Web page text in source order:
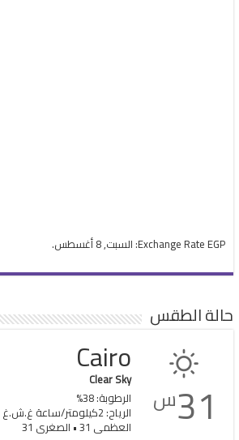
Exchange Rate EGP : السبت, 8 أغسطس.
حالة الطقس
31س
Cairo
Clear Sky
الرطوبة: 38%
الرياح: 2كيلومتر/ساعة غ.ش.غ
العظمى 31 • الصغرى 31